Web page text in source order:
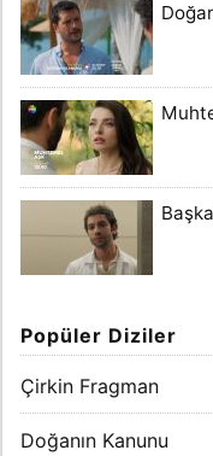
Popüler Diziler
Çirkin Fragman
Doğanın Kanunu